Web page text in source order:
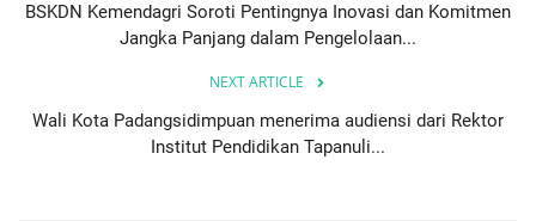
BSKDN Kemendagri Soroti Pentingnya Inovasi dan Komitmen
Jangka Panjang dalam Pengelolaan...
NEXT ARTICLE
Wali Kota Padangsidimpuan menerima audiensi dari Rektor
Institut Pendidikan Tapanuli...